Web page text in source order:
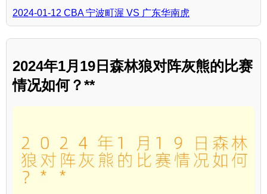
2024-01-12 CBA 宁波町渥 VS 广东华南虎
2024年1月19日森林狼对阵灰熊的比赛
情况如何？**